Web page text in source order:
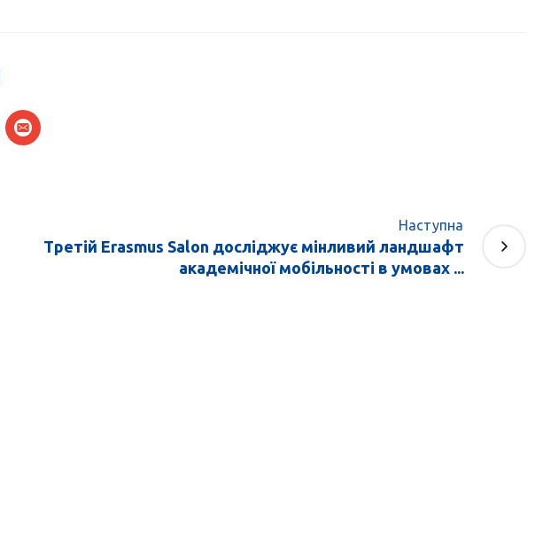
Наступна
Третій Erasmus Salon досліджує мінливий ландшафт
академічної мобільності в умовах ...